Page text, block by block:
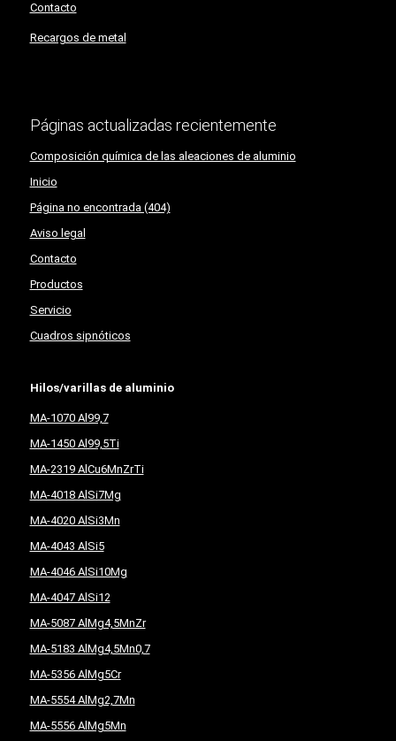
Contacto
Recargos de metal
Páginas actualizadas recientemente
Composición química de las aleaciones de aluminio
Inicio
Página no encontrada (404)
Aviso legal
Contacto
Productos
Servicio
Cuadros sipnóticos
Hilos/varillas de aluminio
MA-1070 Al99,7
MA-1450 Al99,5Ti
MA-2319 AlCu6MnZrTi
MA-4018 AlSi7Mg
MA-4020 AlSi3Mn
MA-4043 AlSi5
MA-4046 AlSi10Mg
MA-4047 AlSi12
MA-5087 AlMg4,5MnZr
MA-5183 AlMg4,5Mn0,7
MA-5356 AlMg5Cr
MA-5554 AlMg2,7Mn
MA-5556 AlMg5Mn